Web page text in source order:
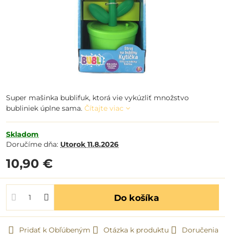
Super mašinka bublifuk, ktorá vie vykúzliť množstvo
bubliniek úplne sama. Čítajte viac
Skladom
Doručíme dňa: Utorok 11.8.2026
10,90 €
Do košíka
Pridať k Obľúbeným Otázka k produktu
Doručenia